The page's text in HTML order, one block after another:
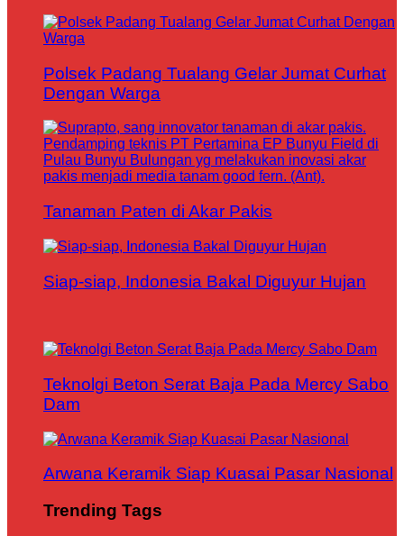
Polsek Padang Tualang Gelar Jumat Curhat
Dengan Warga
Tanaman Paten di Akar Pakis
Siap-siap, Indonesia Bakal Diguyur Hujan
Teknolgi Beton Serat Baja Pada Mercy Sabo
Dam
Arwana Keramik Siap Kuasai Pasar Nasional
Trending Tags